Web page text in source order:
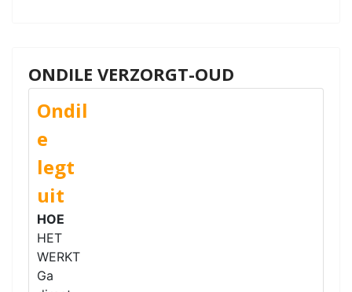
ONDILE VERZORGT-OUD
Ondil
e
legt
uit
HOE
HET
WERKT
Ga